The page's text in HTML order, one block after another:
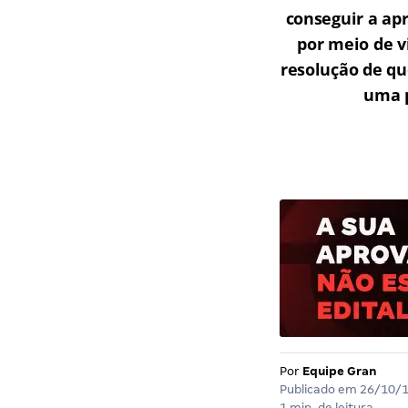
conseguir a
por meio de
resolução de
uma
Por Equipe Gran
Publicado em 26/10/